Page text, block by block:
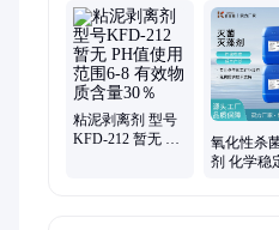
分散剂、洗涤高温水、粉尘抑制
氧化除藻剂、杀菌灭藻剂、水系
器、金属表面油污、清除附着藻
透、通风系统清洗、空调风机盘
泥、烟气脱硫脱硝、锅炉除垢除
粘泥剥离剂 型号
KFD-212 暂无 PH
氧化性杀
剂 化学稳